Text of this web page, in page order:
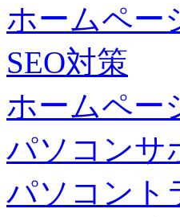
ホームペー
SEO対策
ホームペー
パソコンサ
パソコント